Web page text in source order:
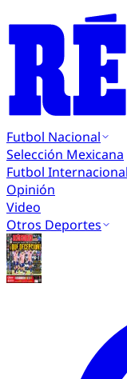
Futbol Nacional
Selección Mexicana
Futbol Internacional
Opinión
Video
Otros Deportes